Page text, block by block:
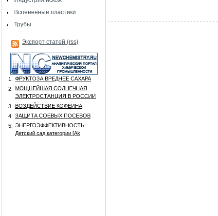
Вспененные пластики
Трубы
Экспорт статей (rss)
1.
ФРУКТОЗА ВРЕДНЕЕ САХАРА
2.
МОЩНЕЙШАЯ СОЛНЕЧНАЯ
ЭЛЕКТРОСТАНЦИЯ В РОССИИ
3.
ВОЗДЕЙСТВИЕ КОФЕИНА
4.
ЗАЩИТА СОЕВЫХ ПОСЕВОВ
5.
ЭНЕРГОЭФФЕКТИВНОСТЬ:
Детский сад категории [Аk